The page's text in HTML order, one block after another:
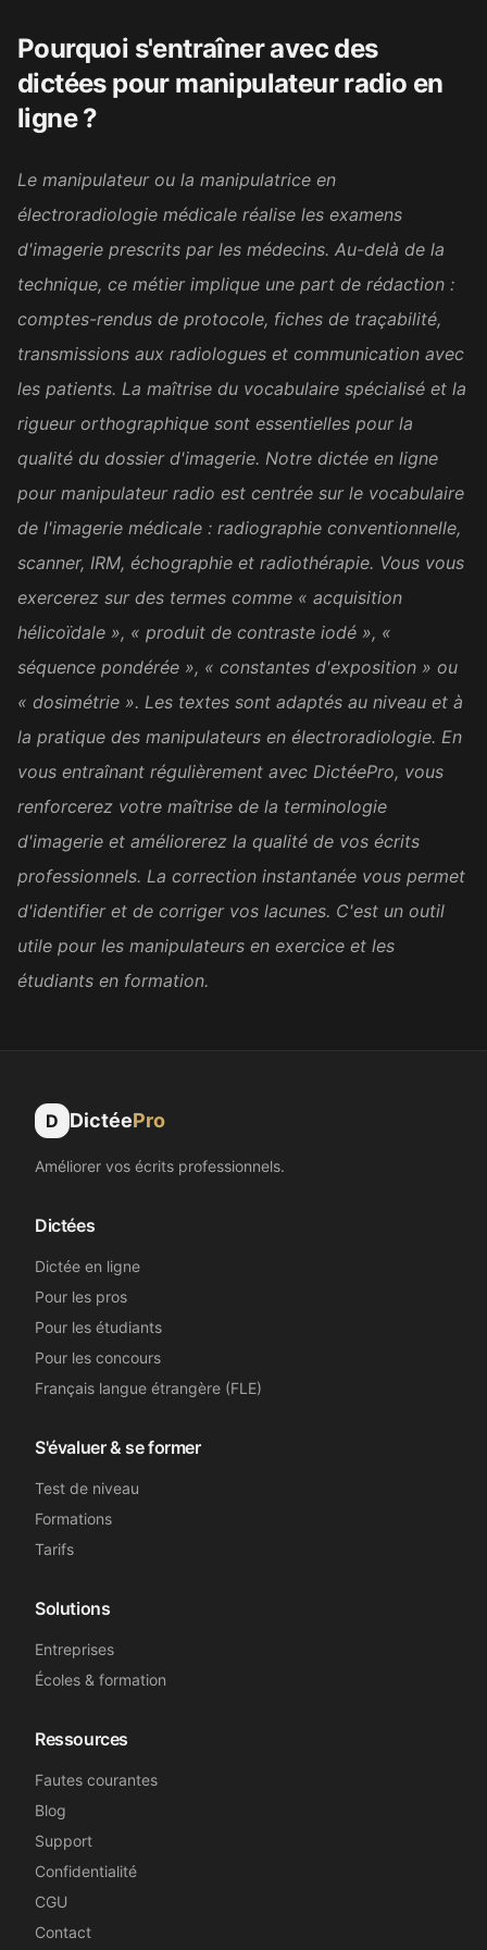
Belle initiative, merci beaucoup
☺️ Je me prépare au mieux
pour le concours et ces
enfin la chance de pouvoir
m'exercer vraiment.
SM
Sophie M.
Candidate au concours de la
It was excellent. I found a job
now and will practice my
writing skills on the job
enough. Thank you.
AD
FLE
SC Sandrine C.
Excellent. Merci et félicitations.
Loïc A.
Psychologue
C'est génial !!
CC Camille C.
Assistante dentaire
N
Secrétaire médicale
SB
Merci beaucoup !
Emma L.
Pourquoi s'entraîner avec des
dictées pour manipulateur radio en
ligne?
Le manipulateur ou la manipulatrice en
électroradiologie médicale réalise les examens
d'imagerie prescrits par les médecins. Au-delà de la
technique, ce métier implique une part de rédaction :
comptes-rendus de protocole, fiches de traçabilité,
transmissions aux radiologues et communication avec
les patients. La maîtrise du vocabulaire spécialisé et la
rigueur orthographique sont essentielles pour la
qualité du dossier d'imagerie. Notre dictée en ligne
pour manipulateur radio est centrée sur le vocabulaire
de l'imagerie médicale : radiographie conventionnelle,
scanner, IRM, échographie et radiothérapie. Vous vous
exercerez sur des termes comme « acquisition
hélicoïdale », « produit de contraste iodé », «
séquence pondérée », « constantes d'exposition » ou
« dosimétrie ». Les textes sont adaptés au niveau et à
la pratique des manipulateurs en électroradiologie. En
vous entraînant régulièrement avec DictéePro, vous
renforcerez votre maîtrise de la terminologie
d'imagerie et améliorerez la qualité de vos écrits
professionnels. La correction instantanée vous permet
d'identifier et de corriger vos lacunes. C'est un outil
utile pour les manipulateurs en exercice et les
étudiants en formation.
D DictéePro
Améliorer vos écrits professionnels.
Dictées
Dictée en ligne
Pour les pros
Pour les étudiants
Pour les concours
Français langue étrangère (FLE)
S'évaluer & se former
Test de niveau
Formations
Tarifs
Solutions
Entreprises
Écoles & formation
Ressources
Fautes courantes
Blog
Support
Confidentialité
CGU
Contact